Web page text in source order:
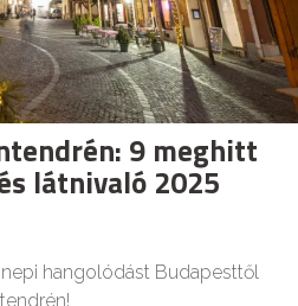
9 meghitt
látnivaló 2025
hangolódást Budapesttől